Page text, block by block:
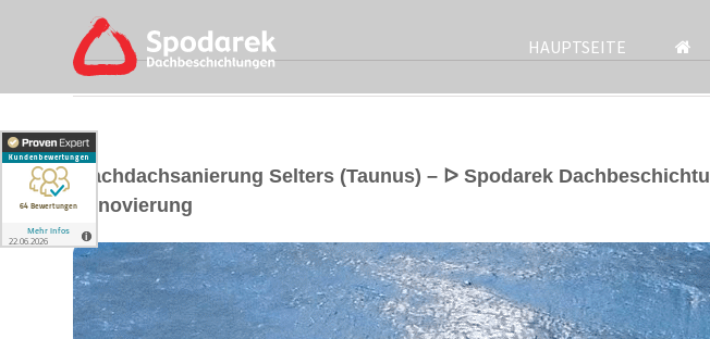
HAUPTSEITE
Flachdachsanierung Selters (Taunus) – ᐅ Spodarek
Renovierung